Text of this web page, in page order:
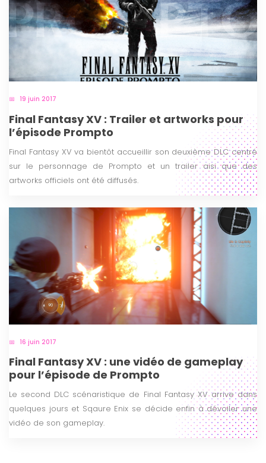
19 juin 2017
Final Fantasy XV : Trailer et artworks pour
l’épisode Prompto
Final Fantasy XV va bientôt accueillir son deuxième DLC centré
sur le personnage de Prompto et un trailer aisi que des
artworks officiels ont été diffusés.
16 juin 2017
Final Fantasy XV : une vidéo de gameplay
pour l’épisode de Prompto
Le second DLC scénaristique de Final Fantasy XV arrive dans
quelques jours et Sqaure Enix se décide enfin à dévoiler une
vidéo de son gameplay.